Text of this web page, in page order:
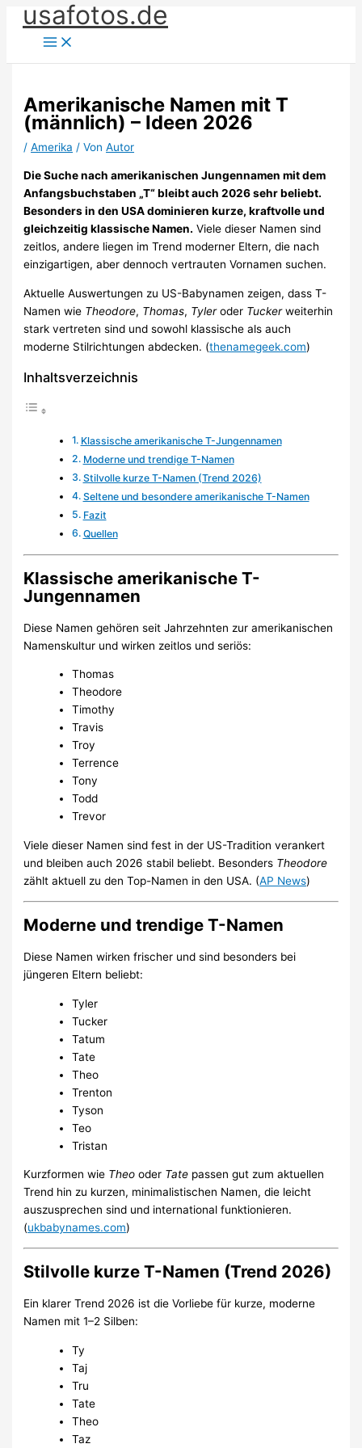
Zum
Inhalt
springen
usafotos.de
Amerikanische Namen mit T
(männlich) – Ideen 2026
/Amerika / VonAutor
Die Suche nach amerikanischen Jungennamen mit dem
Anfangsbuchstaben „T“ bleibt auch 2026 sehr beliebt.
Besonders in den USA dominieren kurze, kraftvolle und
gleichzeitig klassische Namen. Viele dieser Namen sind
zeitlos, andere liegen im Trend moderner Eltern, die nach
einzigartigen, aber dennoch vertrauten Vornamen suchen.
Aktuelle Auswertungen zu US-Babynamen zeigen, dass T-
Namen wie Theodore, Thomas, Tyleroder Tuckerweiterhin
stark vertreten sind und sowohl klassische als auch
moderne Stilrichtungen abdecken. (thenamegeek.com)
Inhaltsverzeichnis
Klassische amerikanische T-Jungennamen
Moderne und trendige T-Namen
Stilvolle kurze T-Namen (Trend 2026)
Seltene und besondere amerikanische T-Namen
Fazit
Quellen
Klassische amerikanische T-
Jungennamen
Diese Namen gehören seit Jahrzehnten zur amerikanischen
Namenskultur und wirken zeitlos und seriös:
Thomas
Theodore
Timothy
Travis
Troy
Terrence
Tony
Todd
Trevor
Viele dieser Namen sind fest in der US-Tradition verankert
und bleiben auch 2026 stabil beliebt. Besonders Theodore
zählt aktuell zu den Top-Namen in den USA. (AP News)
Moderne und trendige T-Namen
Diese Namen wirken frischer und sind besonders bei
jüngeren Eltern beliebt:
Tyler
Tucker
Tatum
Tate
Theo
Trenton
Tyson
Teo
Tristan
Kurzformen wie Theo oder Tate passen gut zum aktuellen
Trend hin zu kurzen, minimalistischen Namen, die leicht
auszusprechen sind und international funktionieren.
(ukbabynames.com)
Stilvolle kurze T-Namen (Trend 2026)
Ein klarer Trend 2026 ist die Vorliebe für kurze, moderne
Namen mit 1–2 Silben:
Ty
Taj
Tru
Tate
Theo
Taz